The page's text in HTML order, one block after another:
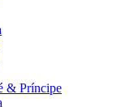
& Príncipe